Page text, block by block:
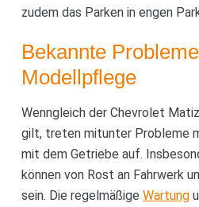
zudem das Parken in engen
Bekannte
Modellpflege
Wenngleich der Chevrolet
gilt, treten mitunter Probleme
mit dem Getriebe auf.
können von Rost an Fahrwerk
sein. Die regelmäßige Wartung